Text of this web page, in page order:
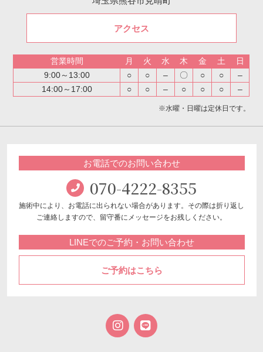
アクセス
営業時間 月 火 水 木 金 土
日
9:00～13:00
○ ○ – 〇 ○ ○
–
14:00～17:00
○ ○ – ○ ○ ○ –
※水曜・日曜は定休日です。
お電話でのお問い合わせ
070-4222-8355
施術中により、お電話に出られない場合があります。 その際は折り返し
ご連絡しますので、留守番にメッセージをお残しください。
LINEでのご予約・お問い合わせ
ご予約はこちら